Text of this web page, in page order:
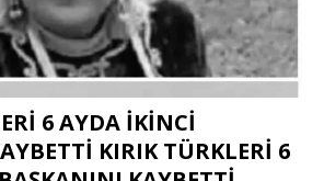
6 AYDA İKİNCİ
KIRIK TÜRKLERİ 6